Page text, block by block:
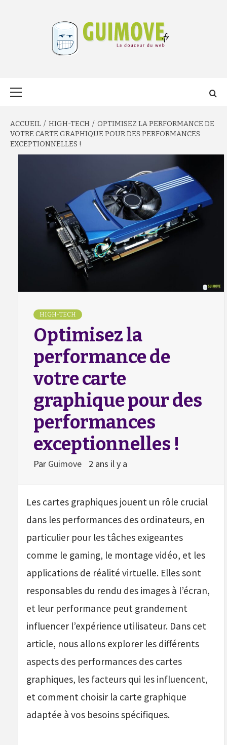
ACCUEIL HIGH-TECH
OPTIMISEZ LA PERFORMANCE DE
VOTRE CARTE GRAPHIQUE POUR DES PERFORMANCES
EXCEPTIONNELLES !
HIGH-TECH
Optimisez la
performance de
votre carte
graphique pour des
performances
exceptionnelles !
Par Guimove 2 ans il y a
Les cartes graphiques jouent un rôle crucial
dans les performances des ordinateurs, en
particulier pour les tâches exigeantes
comme le gaming, le montage vidéo, et les
applications de réalité virtuelle. Elles sont
responsables du rendu des images à l’écran,
et leur performance peut grandement
influencer l’expérience utilisateur. Dans cet
article, nous allons explorer les différents
aspects des performances des cartes
graphiques, les facteurs qui les influencent,
et comment choisir la carte graphique
adaptée à vos besoins spécifiques.